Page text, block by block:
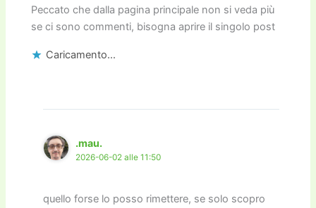
Peccato che dalla pagina principale non si veda più
se ci sono commenti, bisogna aprire il singolo post
Caricamento...
.mau.
2026-06-02 alle 11:50
quello forse lo posso rimettere, se solo scopro